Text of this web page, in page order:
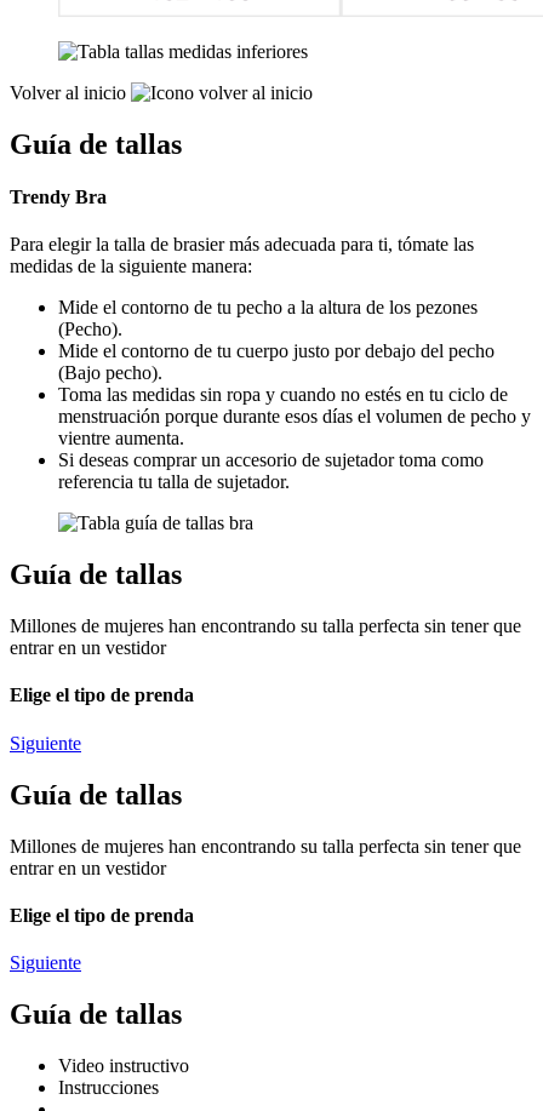
Volver al inicio
Guía de tallas
Trendy Bra
Para elegir la talla de brasier más adecuada para ti, tómate las
medidas de la siguiente manera:
Mide el contorno de tu pecho a la altura de los pezones
(Pecho).
Mide el contorno de tu cuerpo justo por debajo del pecho
(Bajo pecho).
Toma las medidas sin ropa y cuando no estés en tu ciclo de
menstruación porque durante esos días el volumen de pecho y
vientre aumenta.
Si deseas comprar un accesorio de sujetador toma como
referencia tu talla de sujetador.
Guía de tallas
Millones de mujeres han encontrando su talla perfecta sin tener que
entrar en un vestidor
Elige el tipo de prenda
Siguiente
Guía de tallas
Millones de mujeres han encontrando su talla perfecta sin tener que
entrar en un vestidor
Elige el tipo de prenda
Siguiente
Guía de tallas
Video instructivo
Instrucciones